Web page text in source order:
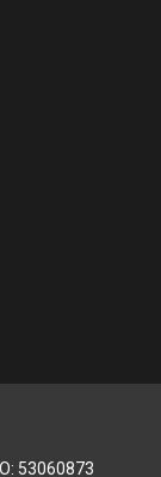
53060873